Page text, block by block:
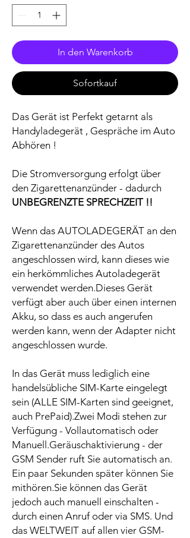
In den Warenkorb
Sofortkauf
Das Gerät ist Perfekt getarnt als
Handyladegerät , Gespräche im Auto
Abhören !
Die Stromversorgung erfolgt über
den Zigarettenanzünder - dadurch
UNBEGRENZTE SPRECHZEIT !!
Wenn das AUTOLADEGERÄT an den
Zigarettenanzünder des Autos
angeschlossen wird, kann dieses wie
ein herkömmliches Autoladegerät
verwendet werden.Dieses Gerät
verfügt aber auch über einen internen
Akku, so dass es auch angerufen
werden kann, wenn der Adapter nicht
angeschlossen wurde.
In das Gerät muss lediglich eine
handelsübliche SIM-Karte eingelegt
sein (ALLE SIM-Karten sind geeignet,
auch PrePaid).Zwei Modi stehen zur
Verfügung - Vollautomatisch oder
Manuell.Geräuschaktivierung - der
GSM Sender ruft Sie automatisch an.
Ein paar Sekunden später können Sie
mithören.Sie können das Gerät
jedoch auch manuell einschalten -
durch einen Anruf oder via SMS. Und
das WELTWEIT auf allen vier GSM-